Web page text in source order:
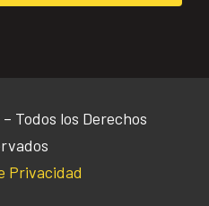
Todos los Derechos
Privacidad